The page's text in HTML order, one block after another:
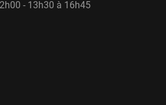
- 13h30 à 16h45